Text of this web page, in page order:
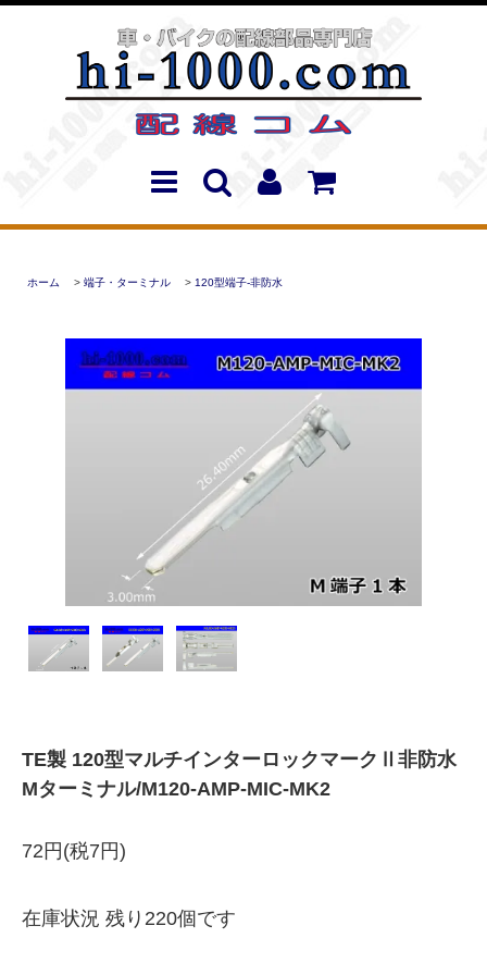
ホーム > 端子・ターミナル > 120型端子-非防水
TE製 120型マルチインターロックマークⅡ非防水
Mターミナル/M120-AMP-MIC-MK2
72円(税7円)
在庫状況 残り220個です